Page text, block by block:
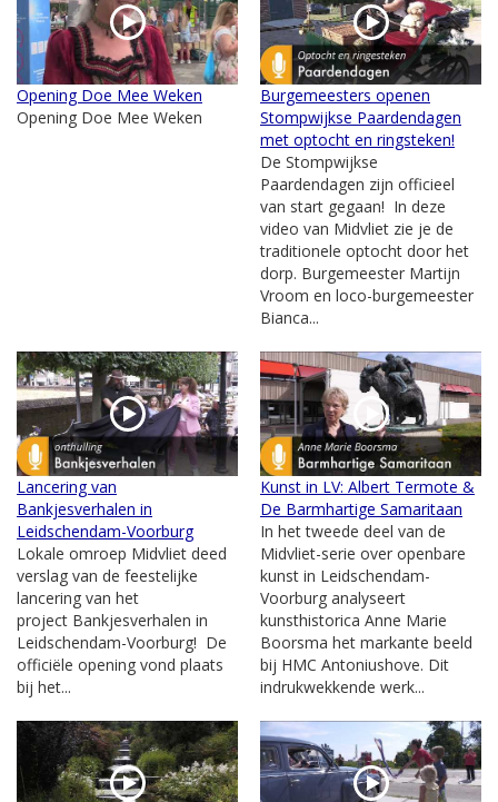
Opening Doe Mee Weken
Opening Doe Mee Weken
Burgemeesters openen
Stompwijkse Paardendagen
met optocht en ringsteken!
De Stompwijkse
Paardendagen zijn officieel
van start gegaan! In deze
video van Midvliet zie je de
traditionele optocht door het
dorp. Burgemeester Martijn
Vroom en loco-burgemeester
Bianca...
Lancering van
Bankjesverhalen in
Leidschendam-Voorburg
Lokale omroep Midvliet deed
verslag van de feestelijke
lancering van het
project Bankjesverhalen in
Leidschendam-Voorburg! De
officiële opening vond plaats
bij het...
Kunst in LV: Albert Termote &
De Barmhartige Samaritaan
In het tweede deel van de
Midvliet-serie over openbare
kunst in Leidschendam-
Voorburg analyseert
kunsthistorica Anne Marie
Boorsma het markante beeld
bij HMC Antoniushove. Dit
indrukwekkende werk...